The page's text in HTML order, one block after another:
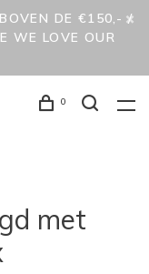
DE €150,- /
WE LOVE OUR
0
met